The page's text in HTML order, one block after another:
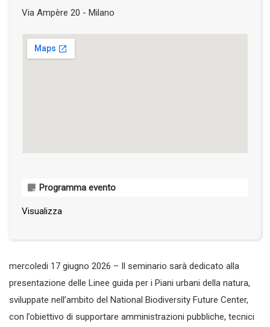
Via Ampère 20 - Milano
Programma evento
Visualizza
mercoledi 17 giugno 2026 – Il seminario sarà dedicato alla
presentazione delle Linee guida per i Piani urbani della natura,
sviluppate nell’ambito del National Biodiversity Future Center,
con l’obiettivo di supportare amministrazioni pubbliche, tecnici